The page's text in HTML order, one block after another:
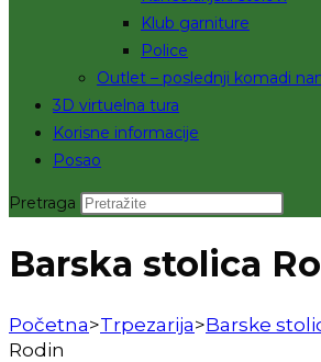
Klub garniture
Police
Outlet – poslednji komadi
3D virtuelna tura
Korisne informacije
Posao
Pretraga
Barska stolica
Početna>Trpezarija>Barske
Rodin